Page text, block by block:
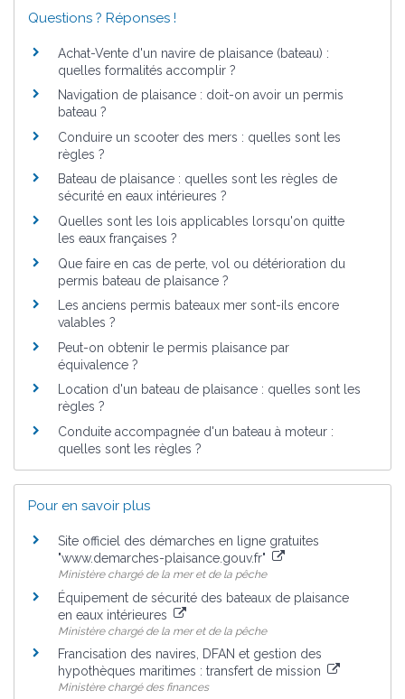
Questions ? Réponses !
Achat-Vente d'un navire de plaisance (bateau) :
quelles formalités accomplir ?
Navigation de plaisance : doit-on avoir un permis
bateau ?
Conduire un scooter des mers : quelles sont les
règles ?
Bateau de plaisance : quelles sont les règles de
sécurité en eaux intérieures ?
Quelles sont les lois applicables lorsqu'on quitte
les eaux françaises ?
Que faire en cas de perte, vol ou détérioration du
permis bateau de plaisance ?
Les anciens permis bateaux mer sont-ils encore
valables ?
Peut-on obtenir le permis plaisance par
équivalence ?
Location d'un bateau de plaisance : quelles sont les
règles ?
Conduite accompagnée d'un bateau à moteur :
quelles sont les règles ?
Pour en savoir plus
Site officiel des démarches en ligne gratuites
"www.demarches-plaisance.gouv.fr"
Ministère chargé de la mer et de la pêche
Équipement de sécurité des bateaux de plaisance
en eaux intérieures
Ministère chargé de la mer et de la pêche
Francisation des navires, DFAN et gestion des
hypothèques maritimes : transfert de mission
Ministère chargé des finances